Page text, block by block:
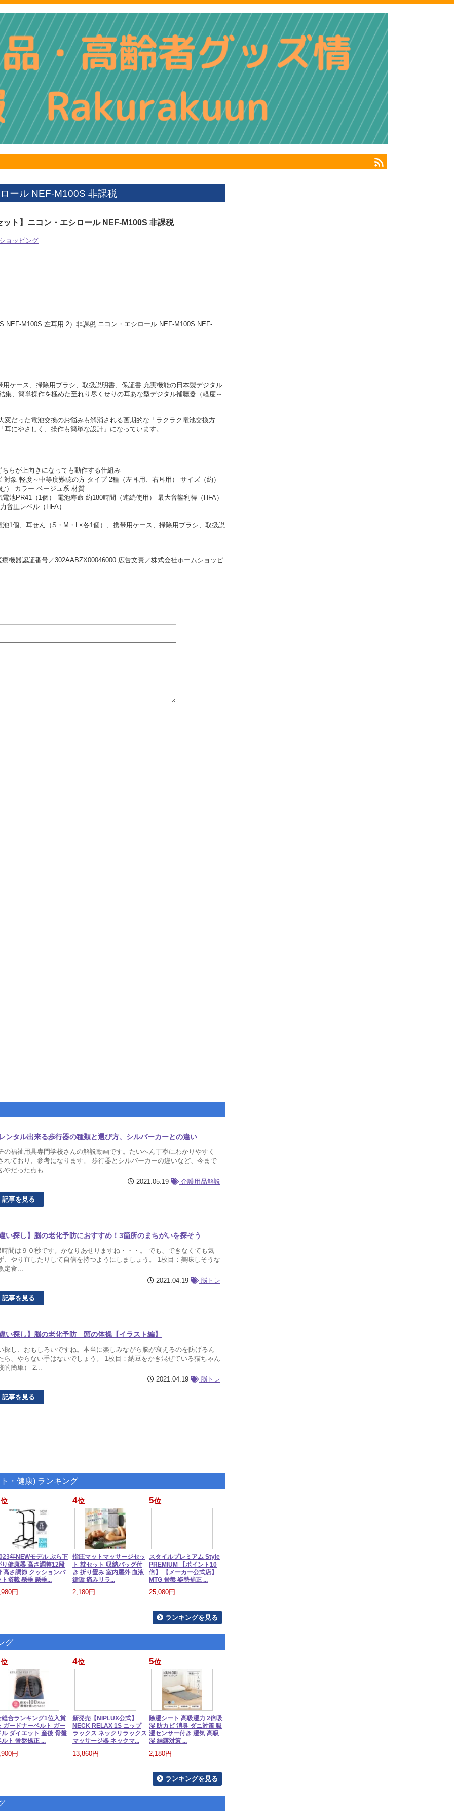
ール NEF-M100S 非課税
ット】ニコン・エシロール NEF-M100S 非課税
ョッピング
NEF-M100S 左耳用 2）非課税 ニコン・エシロール NEF-M100S NEF-
ケース、掃除用ブラシ、取扱説明書、保証書 充実機能の日本製デジタル
、簡単操作を極めた至れり尽くせりの耳あな型デジタル補聴器（軽度～
だった電池交換のお悩みも解消される画期的な「ラクラク電池交換方
にやさしく、操作も簡単な設計」になっています。
らが上向きになっても動作する仕組み
象 軽度～中等度難聴の方 タイプ 2種（左耳用、右耳用） サイズ（約）
） カラー ベージュ系 材質
池PR41（1個） 電池寿命 約180時間（連続使用） 最大音響利得（HFA）
音圧レベル（HFA）
1個、耳せん（S・M・L×各1個）、携帯用ケース、掃除用ブラシ、取扱説
器認証番号／302AABZX00046000 広告文責／株式会社ホームショッピ
ンタル出来る歩行器の種類と選び方、シルバーカーとの違い
の福祉用具専門学校さんの解説動画です。たいへん丁寧にわかりやすく
れており、参考になります。 歩行器とシルバーカーの違いなど、今まで
やだった点も...
2021.05.19
介護用品解説
記事を見る
い探し】脳の老化予防におすすめ！3箇所のまちがいを探そう
間は９０秒です。かなりあせりますね・・・。 でも、できなくても気
、やり直したりして自信を持つようにしましょう。 1枚目：美味しそうな
定食...
2021.04.19
脳トレ
記事を見る
い探し】脳の老化予防 頭の体操【イラスト編】
探し、おもしろいですね。本当に楽しみながら脳が衰えるのを防げるん
ら、やらない手はないでしょう。 1枚目：納豆をかき混ぜている猫ちゃん
的簡単） 2...
2021.04.19
脳トレ
記事を見る
・健康) ランキング
位
年NEWモデル ぶら下
り健康器 高さ調整12段
高さ調節 クッションパ
ト搭載 懸垂 懸垂...
円
4位
指圧マットマッサージセッ
ト 枕セット 収納バッグ付
き 折り畳み 室内屋外 血液
循環 痛みリラ...
2,180円
5位
スタイルプレミアム Style
PREMIUM 【ポイント10
倍】 【メーカー公式店】
MTG 骨盤 姿勢補正 ...
25,080円
ランキングを見る
グ
位
合ランキング1位入賞
ードナーベルト ガー
ル ダイエット 産後 骨盤
ルト 骨盤矯正 ...
円
4位
新発売【NIPLUX公式】
NECK RELAX 1S ニップ
ラックス ネックリラックス
マッサージ器 ネックマ...
13,860円
5位
除湿シート 高吸湿力 2倍吸
湿 防カビ 消臭 ダニ対策 吸
湿センサー付き 湿気 高吸
湿 結露対策 ...
2,180円
ランキングを見る